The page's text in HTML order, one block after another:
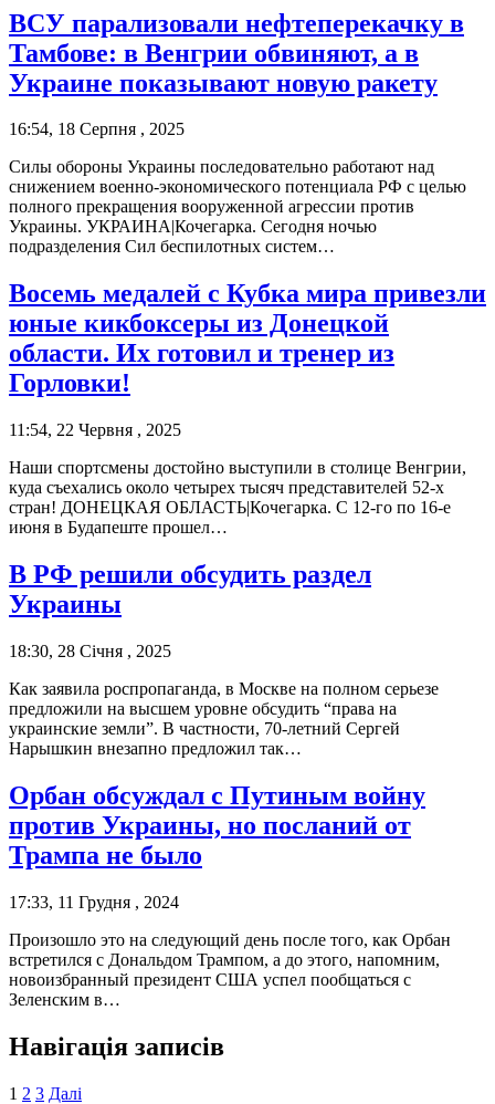
ВСУ парализовали нефтеперекачку в
Тамбове: в Венгрии обвиняют, а в
Украине показывают новую ракету
16:54, 18 Серпня , 2025
Силы обороны Украины последовательно работают над
снижением военно-экономического потенциала РФ с целью
полного прекращения вооруженной агрессии против
Украины. УКРАИНА|Кочегарка. Сегодня ночью
подразделения Сил беспилотных систем…
Восемь медалей с Кубка мира привезли
юные кикбоксеры из Донецкой
области. Их готовил и тренер из
Горловки!
11:54, 22 Червня , 2025
Наши спортсмены достойно выступили в столице Венгрии,
куда съехались около четырех тысяч представителей 52-х
стран! ДОНЕЦКАЯ ОБЛАСТЬ|Кочегарка. С 12-го по 16-е
июня в Будапеште прошел…
В РФ решили обсудить раздел
Украины
18:30, 28 Січня , 2025
Как заявила роспропаганда, в Москве на полном серьезе
предложили на высшем уровне обсудить “права на
украинские земли”. В частности, 70-летний Сергей
Нарышкин внезапно предложил так…
Орбан обсуждал с Путиным войну
против Украины, но посланий от
Трампа не было
17:33, 11 Грудня , 2024
Произошло это на следующий день после того, как Орбан
встретился с Дональдом Трампом, а до этого, напомним,
новоизбранный президент США успел пообщаться с
Зеленским в…
Навігація записів
1 2 3 Далі